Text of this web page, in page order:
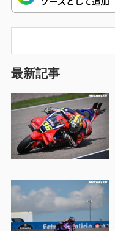
ー
ン
最新記事